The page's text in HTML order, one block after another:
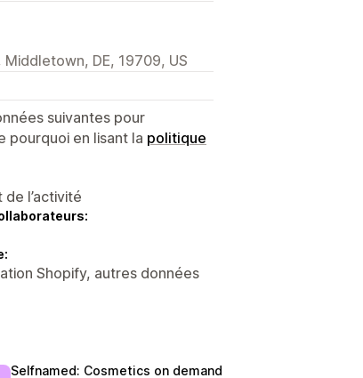
DE, 19709, US
suivantes pour
pourquoi en lisant la politique
l’activité
Shopify, autres données
Selfnamed: Cosmetics on demand